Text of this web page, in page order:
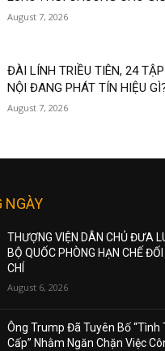
August 7, 2026
ĐÀI LÍNH TRIỀU TIÊN, 24
NỘI ĐANG PHÁT TÍN HIỆU
August 7, 2026
NGÀY
THƯỢNG VIỆN DÂN CHỦ ĐƯA
BỘ QUỐC PHÒNG HẠN CHẾ
CHÍ
August 6, 2026
Ông Trump Đã Tuyên Bố “Tình
Cấp” Nhằm Ngăn Chặn Việc